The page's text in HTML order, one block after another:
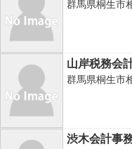
群馬県桐生市
山岸税務会
群馬県桐生市
渋木会計事